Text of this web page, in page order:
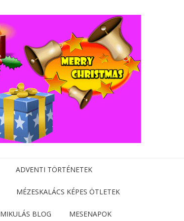
ADVENTI TÖRTÉNETEK
MÉZESKALÁCS KÉPES ÖTLETEK
MIKULÁS BLOG MESENAPOK